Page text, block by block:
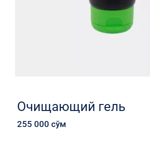
Очищающий гель
255 000сўм